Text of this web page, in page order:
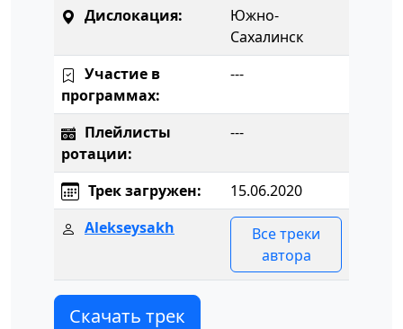
Дислокация:
Южно-
Сахалинск
Участие в
программах:
---
Плейлисты
ротации:
---
Трек загружен:
15.06.2020
Alekseysakh
Все треки
автора
Скачать трек